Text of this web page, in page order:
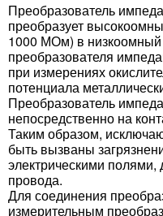
Преобразователь
преобразует
1000 МОм) в
преобразователя
при измерениях
потенциала
Преобразователь
непосредственно на
Таким образом,
быть вызваны
электрическими
провода.
Для соединения
измерительным